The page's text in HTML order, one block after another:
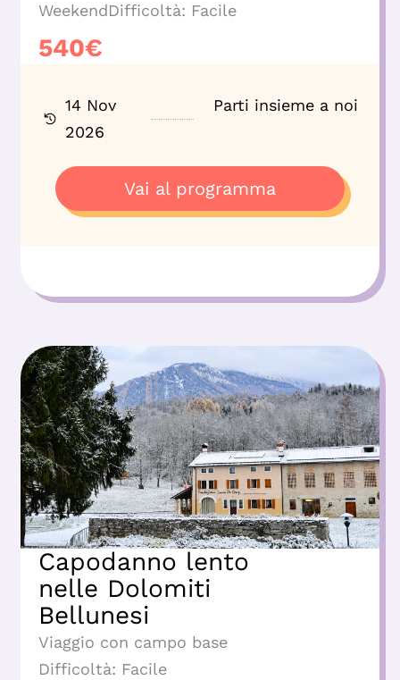
WeekendDifficoltà: Facile
540€
14 Nov
2026
Parti insieme a noi
Vai al programma
Capodanno lento
nelle Dolomiti
Bellunesi
Viaggio con campo base
Difficoltà: Facile